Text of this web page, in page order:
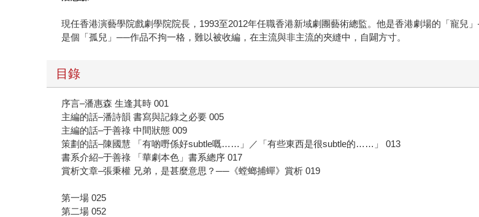
現任香港演藝學院戲劇學院院長，1993至2012年任職香港新域劇團藝術總監。他是香港劇場的「寵
是個「孤兒」──作品不拘一格，難以被收編，在主流與非主流的夾縫中，自闢方寸。
目錄
序言–潘惠森 生逢其時 001
主編的話–潘詩韻 書寫與記錄之必要 005
主編的話–于善祿 中間狀態 009
策劃的話–陳國慧 「有啲嘢係好subtle嘅……」／「有些東西是很subtle的……」 013
書系介紹–于善祿 「華劇本色」書系總序 017
賞析文章–張秉權 兄弟，是甚麼意思？──《螳螂捕蟬》賞析 019
第一場 025
第二場 052